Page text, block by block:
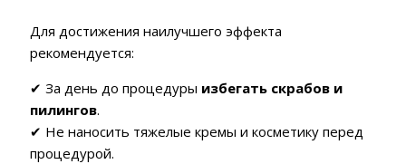
Для достижения наилучшего эффекта
рекомендуется:
✔ За день до процедуры избегать скрабов и
пилингов.
✔ Не наносить тяжелые кремы и косметику перед
процедурой.